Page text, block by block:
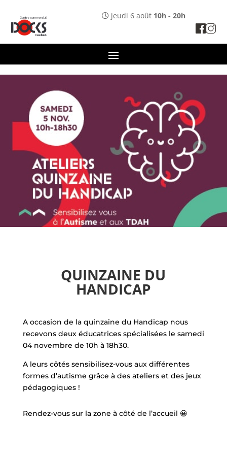
jeudi 6 août 10h - 20h
QUINZAINE DU
HANDICAP
A occasion de la quinzaine du Handicap nous
recevons deux éducatrices spécialisées le samedi
04 novembre de 10h à 18h30.
A leurs côtés sensibilisez-vous aux différentes
formes d’autisme grâce à des ateliers et des jeux
pédagogiques !
Rendez-vous sur la zone à côté de l’accueil 😀